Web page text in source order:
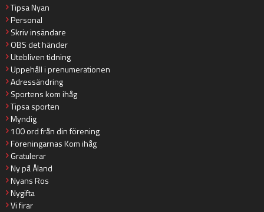
Tipsa Nyan
Personal
Skriv insändare
OBS det händer
Utebliven tidning
Uppehåll i prenumerationen
Adressändring
Sportens kom ihåg
Tipsa sporten
Myndig
100 ord från din förening
Föreningarnas Kom ihåg
Gratulerar
Ny på Åland
Nyans Ros
Nygifta
Vi firar